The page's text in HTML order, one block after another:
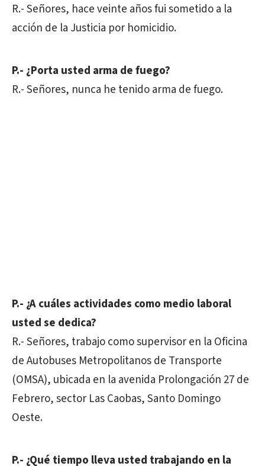
R.- Señores, hace veinte años fui sometido a la
acción de la Justicia por homicidio.
P.- ¿Porta usted arma de fuego?
R.- Señores, nunca he tenido arma de fuego.
P.- ¿A cuáles actividades como medio laboral
usted se dedica?
R.- Señores, trabajo como supervisor en la Oficina
de Autobuses Metropolitanos de Transporte
(OMSA), ubicada en la avenida Prolongación 27 de
Febrero, sector Las Caobas, Santo Domingo
Oeste.
P.- ¿Qué tiempo lleva usted trabajando en la